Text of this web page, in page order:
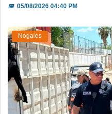
📅05/08/2026 04:40 PM
Nogales